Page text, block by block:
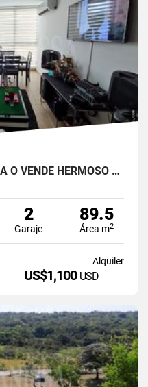
OPORTUNIDAD! SE ALQUILA O VENDE HERMOSO APARTAMENTO EN HATO PINTADO
2
Garaje
89.5
Área m2
Alquiler
US$1,100 USD